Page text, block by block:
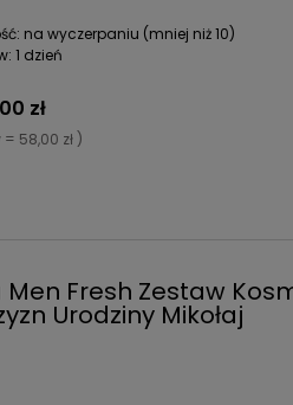
na wyczerpaniu (mniej niż 10)
1 dzień
zł
58,00 zł )
Men Fresh Zestaw
Urodziny Mikołaj